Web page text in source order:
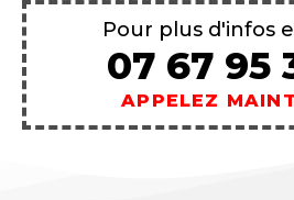
Pour plus d'infos
07 67 95
APPELEZ